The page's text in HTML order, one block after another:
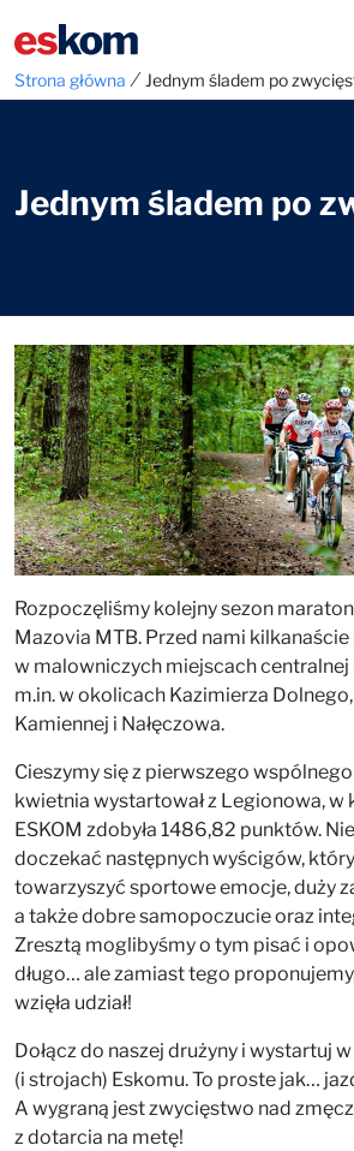
Strona główna ⁄ Jednym śladem po
Jednym śladem po
Rozpoczęliśmy kolejny sezon
Mazovia MTB. Przed nami
w malowniczych miejscach centralnej
m.in. w okolicach Kazimierza
Kamiennej i Nałęczowa.
Cieszymy się z pierwszego
kwietnia wystartował z Legionowa, w
ESKOM zdobyła 1486,82 punktów.
doczekać następnych wyścigów,
towarzyszyć sportowe emocje, duży
a także dobre samopoczucie oraz
Zresztą moglibyśmy o tym pisać i
długo… ale zamiast tego proponujemy,
wzięła udział!
Dołącz do naszej drużyny i wystartuj
(i strojach) Eskomu. To proste jak…
A wygraną jest zwycięstwo nad
z dotarcia na metę!